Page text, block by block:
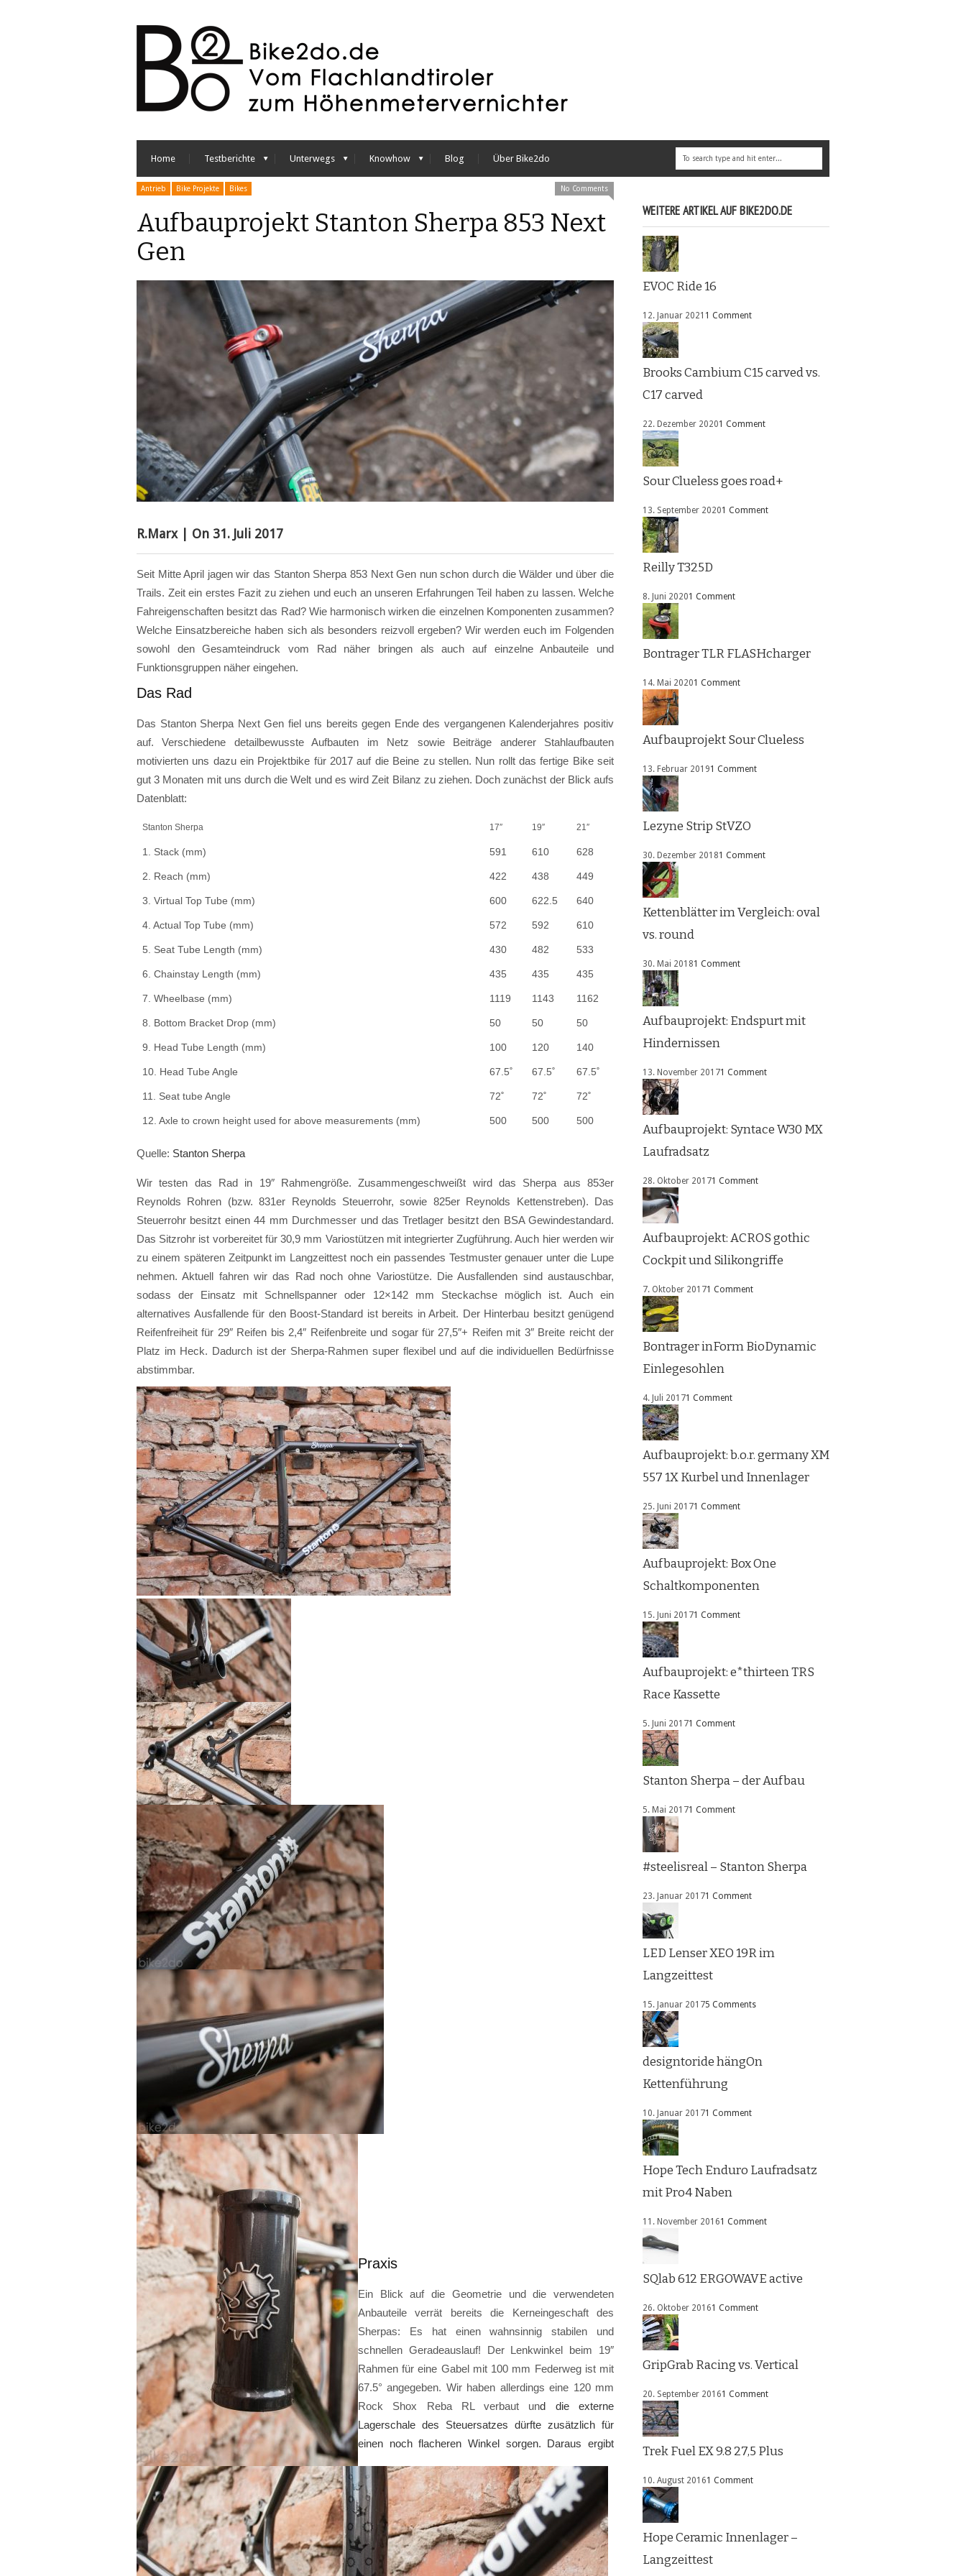
Home Testberichte Unterwegs Knowhow Blog Über Bike2do
Antrieb Bike Projekte Bikes No Comments
Aufbauprojekt Stanton Sherpa 853 Next
Gen
R.Marx| On 31. Juli 2017
Seit Mitte April jagen wir das Stanton Sherpa 853 Next Gen nun schon durch die Wälder und über die
Trails. Zeit ein erstes Fazit zu ziehen und euch an unseren Erfahrungen Teil haben zu lassen. Welche
Fahreigenschaften besitzt das Rad? Wie harmonisch wirken die einzelnen Komponenten zusammen?
Welche Einsatzbereiche haben sich als besonders reizvoll ergeben? Wir werden euch im Folgenden
sowohl den Gesamteindruck vom Rad näher bringen als auch auf einzelne Anbauteile und
Funktionsgruppen näher eingehen.
Das Rad
Das Stanton Sherpa Next Gen fiel uns bereits gegen Ende des vergangenen Kalenderjahres positiv
auf. Verschiedene detailbewusste Aufbauten im Netz sowie Beiträge anderer Stahlaufbauten
motivierten uns dazu ein Projektbike für 2017 auf die Beine zu stellen. Nun rollt das fertige Bike seit
gut 3 Monaten mit uns durch die Welt und es wird Zeit Bilanz zu ziehen. Doch zunächst der Blick aufs
Datenblatt:
Stanton Sherpa 17″ 19″ 21″
1. Stack (mm) 591 610 628
2. Reach (mm) 422 438 449
3. Virtual Top Tube (mm) 600 622.5 640
4. Actual Top Tube (mm) 572 592 610
5. Seat Tube Length (mm) 430 482 533
6. Chainstay Length (mm) 435 435 435
7. Wheelbase (mm) 1119 1143 1162
8. Bottom Bracket Drop (mm) 50 50 50
9. Head Tube Length (mm) 100 120 140
10. Head Tube Angle 67.5˚ 67.5˚ 67.5˚
11. Seat tube Angle 72˚ 72˚ 72˚
12. Axle to crown height used for above measurements (mm) 500 500 500
Quelle: Stanton Sherpa
Wir testen das Rad in 19″ Rahmengröße. Zusammengeschweißt wird das Sherpa aus 853er
Reynolds Rohren (bzw. 831er Reynolds Steuerrohr, sowie 825er Reynolds Kettenstreben). Das
Steuerrohr besitzt einen 44 mm Durchmesser und das Tretlager besitzt den BSA Gewindestandard.
Das Sitzrohr ist vorbereitet für 30,9 mm Variostützen mit integrierter Zugführung. Auch hier werden wir
zu einem späteren Zeitpunkt im Langzeittest noch ein passendes Testmuster genauer unter die Lupe
nehmen. Aktuell fahren wir das Rad noch ohne Variostütze. Die Ausfallenden sind austauschbar,
sodass der Einsatz mit Schnellspanner oder 12×142 mm Steckachse möglich ist. Auch ein
alternatives Ausfallende für den Boost-Standard ist bereits in Arbeit. Der Hinterbau besitzt genügend
Reifenfreiheit für 29″ Reifen bis 2,4″ Reifenbreite und sogar für 27,5″+ Reifen mit 3″ Breite reicht der
Platz im Heck. Dadurch ist der Sherpa-Rahmen super flexibel und auf die individuellen Bedürfnisse
abstimmbar.
Praxis
Ein Blick auf die Geometrie und die verwendeten
Anbauteile verrät bereits die Kerneingeschaft des
Sherpas: Es hat einen wahnsinnig stabilen und
schnellen Geradeauslauf! Der Lenkwinkel beim 19″
Rahmen für eine Gabel mit 100 mm Federweg ist mit
67.5° angegeben. Wir haben allerdings eine 120 mm
Rock Shox Reba RL verbaut und die externe
Lagerschale des Steuersatzes dürfte zusätzlich für
einen noch flacheren Winkel sorgen. Daraus ergibt
WEITERE ARTIKEL AUF BIKE2DO.DE
EVOC Ride 16
12. Januar 2021 1 Comment
Brooks Cambium C15 carved vs.
C17 carved
22. Dezember 20201 Comment
Sour Clueless goes road+
13. September 20201 Comment
Reilly T325D
8. Juni 20201 Comment
Bontrager TLR FLASHcharger
14. Mai 20201 Comment
Aufbauprojekt Sour Clueless
13. Februar 20191 Comment
Lezyne Strip StVZO
30. Dezember 20181 Comment
Kettenblätter im Vergleich: oval
vs. round
30. Mai 20181 Comment
Aufbauprojekt: Endspurt mit
Hindernissen
13. November 20171 Comment
Aufbauprojekt: Syntace W30 MX
Laufradsatz
28. Oktober 20171 Comment
Aufbauprojekt: ACROS gothic
Cockpit und Silikongriffe
7. Oktober 20171 Comment
Bontrager inForm BioDynamic
Einlegesohlen
4. Juli 20171 Comment
Aufbauprojekt: b.o.r. germany XM
557 1X Kurbel und Innenlager
25. Juni 20171 Comment
Aufbauprojekt: Box One
Schaltkomponenten
15. Juni 20171 Comment
Aufbauprojekt: e*thirteen TRS
Race Kassette
5. Juni 20171 Comment
Stanton Sherpa – der Aufbau
5. Mai 20171 Comment
#steelisreal – Stanton Sherpa
23. Januar 20171 Comment
LED Lenser XEO 19R im
Langzeittest
15. Januar 20175 Comments
designtoride hängOn
Kettenführung
10. Januar 20171 Comment
Hope Tech Enduro Laufradsatz
mit Pro4 Naben
11. November 20161 Comment
SQlab 612 ERGOWAVE active
26. Oktober 20161 Comment
GripGrab Racing vs. Vertical
20. September 20161 Comment
Trek Fuel EX 9.8 27,5 Plus
10. August 20161 Comment
Hope Ceramic Innenlager –
Langzeittest